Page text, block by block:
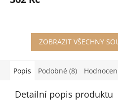
ZOBRAZIT VŠECHNY
Popis Podobné (8)
Detailní popis produktu